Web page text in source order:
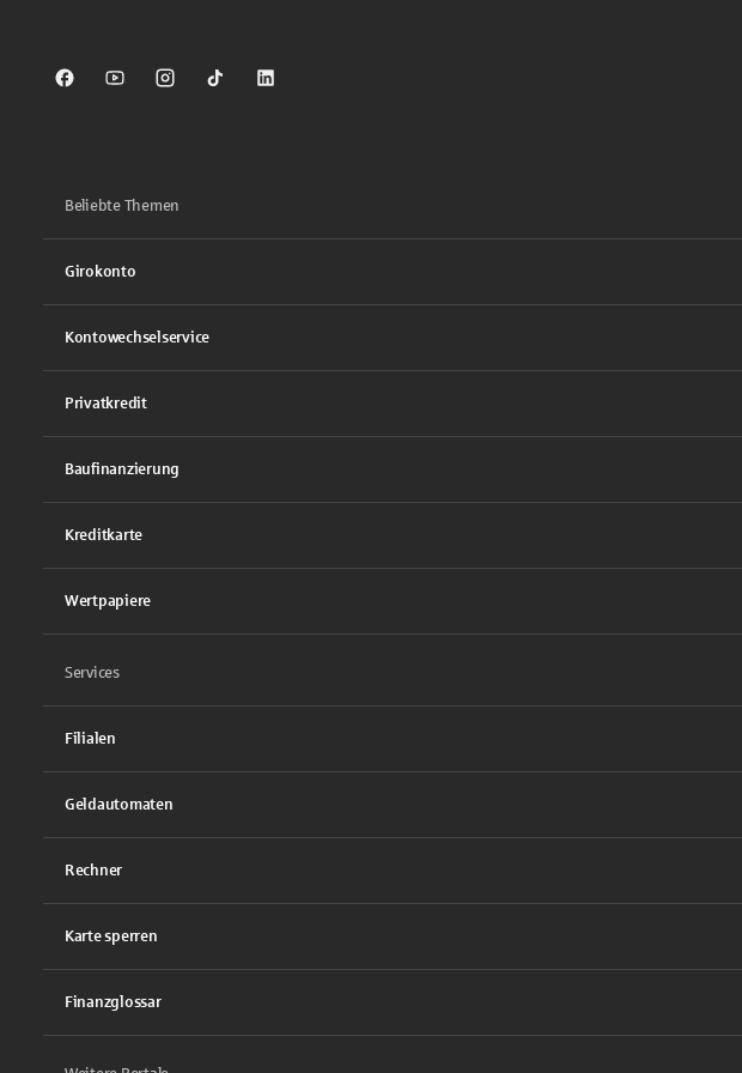
Sparkasse auf Facebook
Sparkasse auf Youtube
Sparkasse auf Instagram
Sparkasse auf TikTok
Sparkasse auf LinkedIn
Beliebte Themen
Girokonto
Kontowechselservice
Privatkredit
Baufinanzierung
Kreditkarte
Wertpapiere
Services
Filialen
Geldautomaten
Rechner
Karte sperren
Finanzglossar